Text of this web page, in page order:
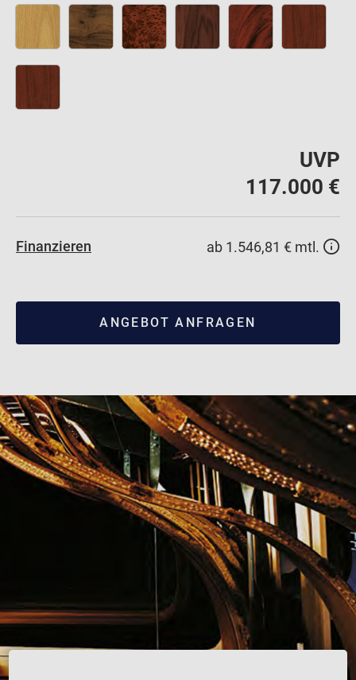
UVP
117.000 €
Finanzieren ab 1.546,81 € mtl.
ANGEBOT ANFRAGEN